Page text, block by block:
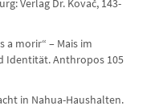
Verlag Dr. Kovač, 143-
a morir“ – Mais im
Identität. Anthropos 105
in Nahua-Haushalten.